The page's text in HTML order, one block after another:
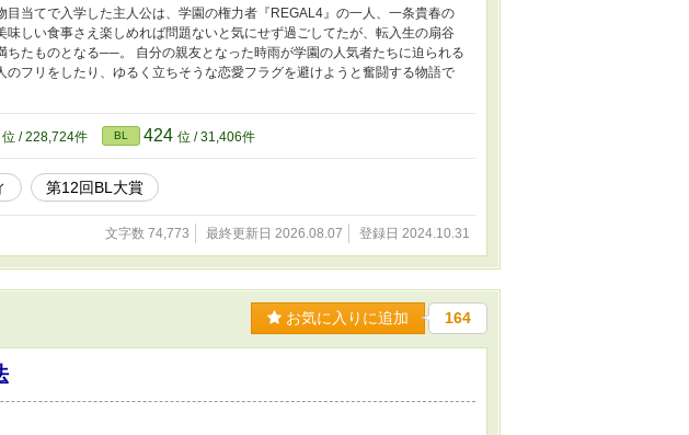
当てで入学した主人公は、学園の権力者『REGAL4』の一人、一条貴春の
しい食事さえ楽しめれば問題ないと気にせず過ごしてたが、転入生の扇谷
ちたものとなる──。 自分の親友となった時雨が学園の人気者たちに迫られる
フリをしたり、ゆるく立ちそうな恋愛フラグを避けようと奮闘する物語で
位 / 228,724件 BL 424 位 / 31,406件
第12回BL大賞
文字数 74,773 最終更新日 2026.08.07 登録日 2024.10.31
お気に入りに追加 164